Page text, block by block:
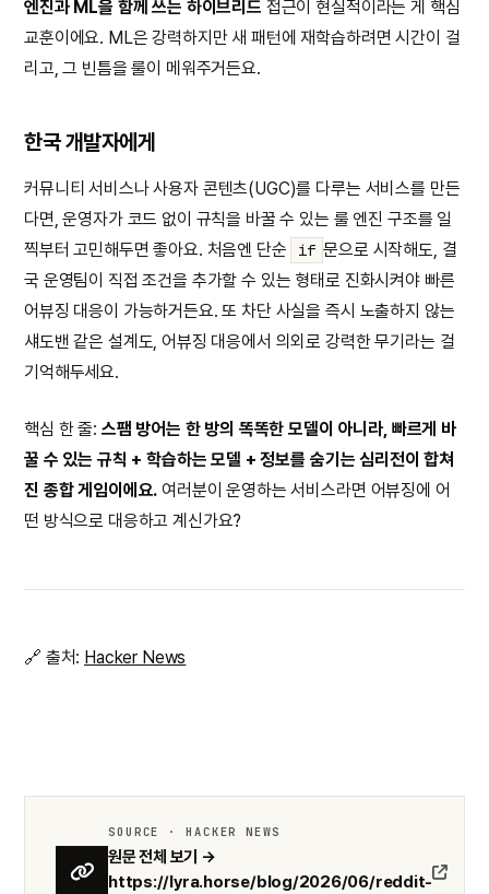
엔진과 ML을 함께 쓰는 하이브리드 접근이 현실적이라는 게 핵심
교훈이에요. ML은 강력하지만 새 패턴에 재학습하려면 시간이 걸
리고, 그 빈틈을 룰이 메워주거든요.
한국 개발자에게
커뮤니티 서비스나 사용자 콘텐츠(UGC)를 다루는 서비스를 만든
다면, 운영자가 코드 없이 규칙을 바꿀 수 있는 룰 엔진 구조를 일
찍부터 고민해두면 좋아요. 처음엔 단순
if 문으로 시작해도, 결
국 운영팀이 직접 조건을 추가할 수 있는 형태로 진화시켜야 빠른
어뷰징 대응이 가능하거든요. 또 차단 사실을 즉시 노출하지 않는
섀도밴 같은 설계도, 어뷰징 대응에서 의외로 강력한 무기라는 걸
기억해두세요.
핵심 한 줄: 스팸 방어는 한 방의 똑똑한 모델이 아니라, 빠르게 바
꿀 수 있는 규칙 + 학습하는 모델 + 정보를 숨기는 심리전이 합쳐
진 종합 게임이에요. 여러분이 운영하는 서비스라면 어뷰징에 어
떤 방식으로 대응하고 계신가요?
🔗 출처: Hacker News
SOURCE · HACKER NEWS
원문 전체 보기 →
https://lyra.horse/blog/2026/06/reddit-